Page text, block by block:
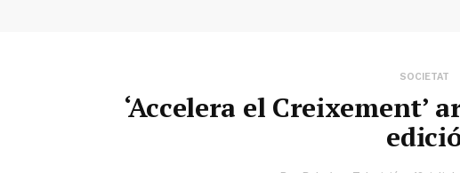
SOCIETAT
‘Accelera el Creixement’